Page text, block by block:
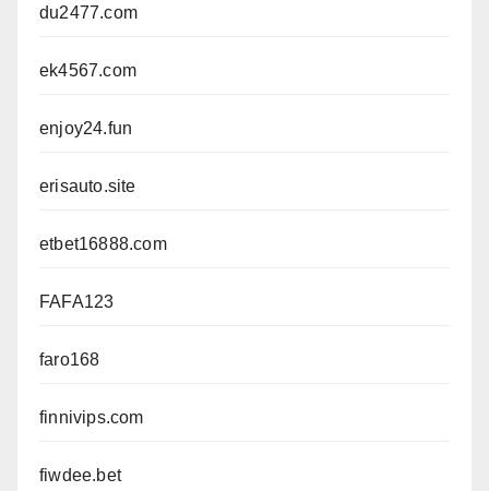
du2477.com
ek4567.com
enjoy24.fun
erisauto.site
etbet16888.com
FAFA123
faro168
finnivips.com
fiwdee.bet